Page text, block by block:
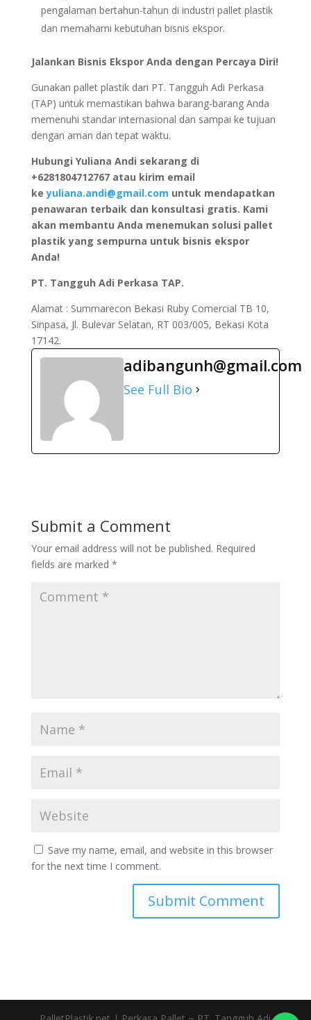
pengalaman bertahun-tahun di industri pallet plastik
dan memahami kebutuhan bisnis ekspor.
Jalankan Bisnis Ekspor Anda dengan Percaya Diri!
Gunakan pallet plastik dari PT. Tangguh Adi Perkasa
(TAP) untuk memastikan bahwa barang-barang Anda
memenuhi standar internasional dan sampai ke tujuan
dengan aman dan tepat waktu.
Hubungi Yuliana Andi sekarang di
+6281804712767 atau kirim email
keyuliana.andi@gmail.com untuk mendapatkan
penawaran terbaik dan konsultasi gratis. Kami
akan membantu Anda menemukan solusi pallet
plastik yang sempurna untuk bisnis ekspor
Anda!
PT. Tangguh Adi Perkasa TAP.
Alamat : Summarecon Bekasi Ruby Comercial TB 10,
Sinpasa, Jl. Bulevar Selatan, RT 003/005, Bekasi Kota
17142.
adibangunh@gmail.com
See Full Bio
Submit a Comment
Your email address will not be published. Required
fields are marked *
Save my name, email, and website in this browser
for the next time I comment.